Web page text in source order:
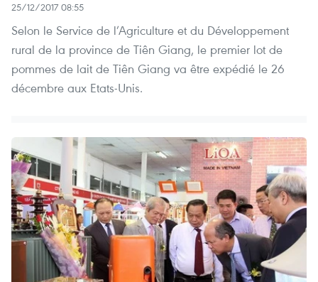
25/12/2017 08:55
Selon le Service de l’Agriculture et du Développement
rural de la province de Tiên Giang, le premier lot de
pommes de lait de Tiên Giang va être expédié le 26
décembre aux Etats-Unis.